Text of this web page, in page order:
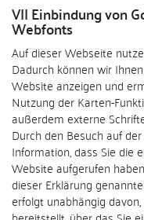
VII Einbindung von
Webfonts
Auf dieser Webseite
Dadurch können wir
Website anzeigen und
Nutzung der Karten-
außerdem externe
Durch den Besuch auf
Information, dass Sie die
Website aufgerufen
dieser Erklärung
erfolgt unabhängig